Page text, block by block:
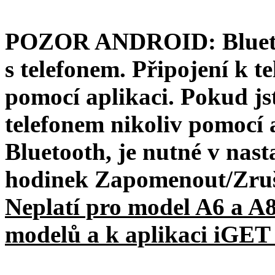
POZOR ANDROID:
s telefonem. Připojení k
pomocí aplikaci. Pokud
telefonem nikoliv pomocí
Bluetooth, je nutné v
hodinek Zapomenout/
Neplatí pro model A6 a
modelů a k aplikaci iGET